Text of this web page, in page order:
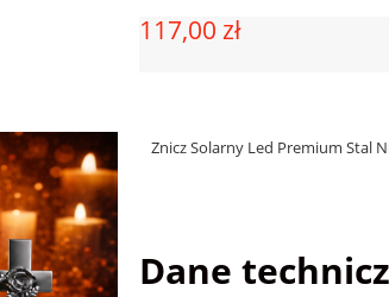
117,00 zł
Znicz Solarny Led Premium Stal
Dane